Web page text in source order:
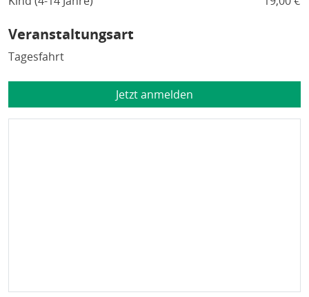
Veranstaltungsart
Tagesfahrt
Jetzt anmelden